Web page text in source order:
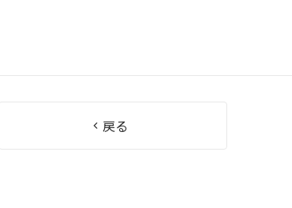
戻る